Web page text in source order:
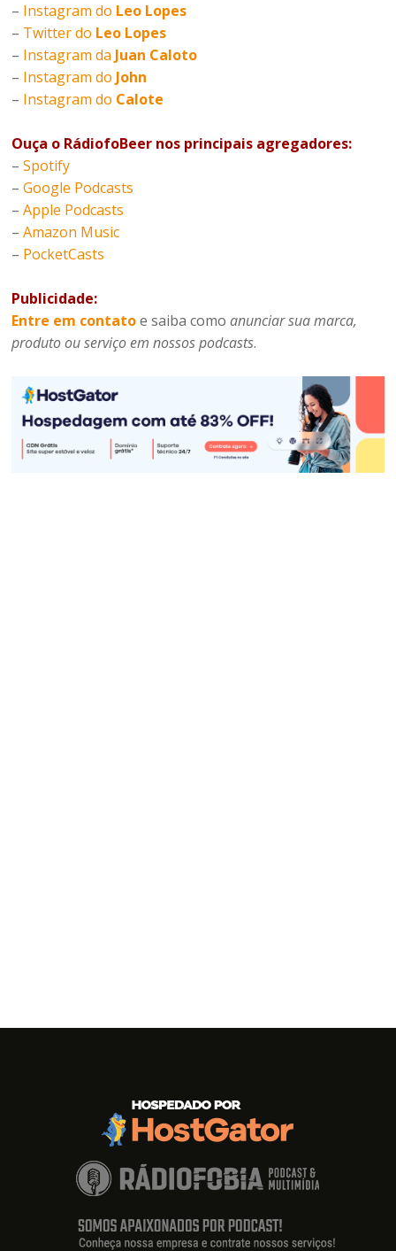
– Instagram do Leo Lopes
– Twitter do Leo Lopes
– Instagram da Juan Caloto
– Instagram do John
– Instagram do Calote
Ouça o RádiofoBeer nos principais agregadores:
–Spotify
–Google Podcasts
–Apple Podcasts
–Amazon Music
– PocketCasts
Publicidade:
Entre em contatoe saiba comoanunciar sua marca,
produto ou serviço em nossos podcasts.